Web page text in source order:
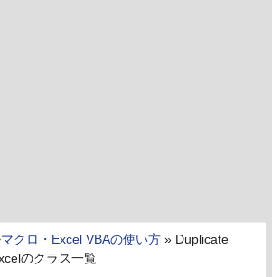
クロ・Excel VBAの使い方 » Duplicate
のクラス一覧